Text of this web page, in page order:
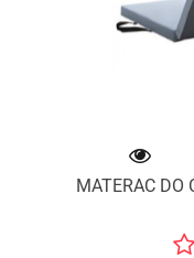
MATERAC DO